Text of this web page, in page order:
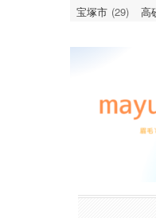
宝塚市 (29) 高